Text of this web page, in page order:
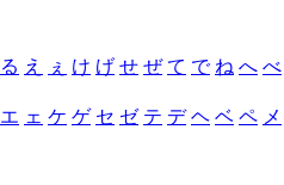
る え ぇ け げ せ ぜ て で ね へ べ
エ ェ ケ ゲ セ ゼ テ デ ヘ ベ ペ メ